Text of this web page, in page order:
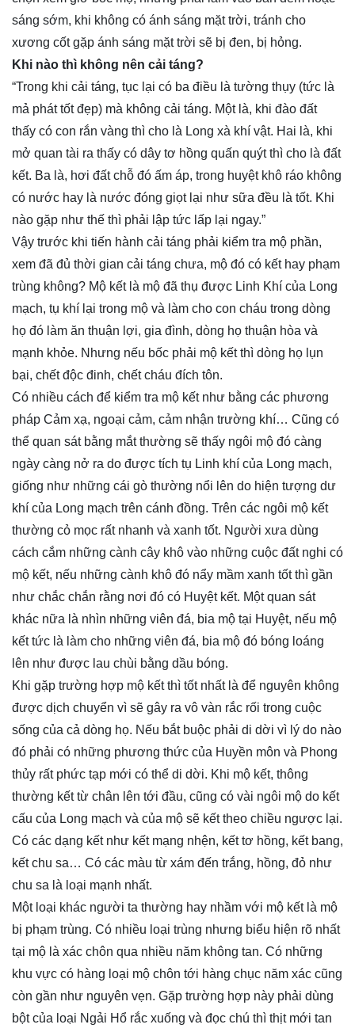
sáng sớm, khi không có ánh sáng mặt trời, tránh cho
xương cốt gặp ánh sáng mặt trời sẽ bị đen, bị hỏng.
Khi nào thì không nên cải táng?
“Trong khi cải táng, tục lại có ba điều là tường thụy (tức là
mả phát tốt đẹp) mà không cải táng. Một là, khi đào đất
thấy có con rắn vàng thì cho là Long xà khí vật. Hai là, khi
mở quan tài ra thấy có dây tơ hồng quấn quýt thì cho là đất
kết. Ba là, hơi đất chỗ đó ấm áp, trong huyệt khô ráo không
có nước hay là nước đóng giọt lại như sữa đều là tốt. Khi
nào gặp như thế thì phải lập tức lấp lại ngay.”
Vậy trước khi tiến hành cải táng phải kiểm tra mộ phần,
xem đã đủ thời gian cải táng chưa, mộ đó có kết hay phạm
trùng không? Mộ kết là mộ đã thụ được Linh Khí của Long
mạch, tụ khí lại trong mộ và làm cho con cháu trong dòng
họ đó làm ăn thuận lợi, gia đình, dòng họ thuận hòa và
mạnh khỏe. Nhưng nếu bốc phải mộ kết thì dòng họ lụn
bại, chết độc đinh, chết cháu đích tôn.
Có nhiều cách để kiểm tra mộ kết như bằng các phương
pháp Cảm xạ, ngoại cảm, cảm nhận trường khí… Cũng có
thể quan sát bằng mắt thường sẽ thấy ngôi mộ đó càng
ngày càng nở ra do được tích tụ Linh khí của Long mạch,
giống như những cái gò thường nổi lên do hiện tượng dư
khí của Long mạch trên cánh đồng. Trên các ngôi mộ kết
thường cỏ mọc rất nhanh và xanh tốt. Người xưa dùng
cách cắm những cành cây khô vào những cuộc đất nghi có
mộ kết, nếu những cành khô đó nẩy mầm xanh tốt thì gần
như chắc chắn rằng nơi đó có Huyệt kết. Một quan sát
khác nữa là nhìn những viên đá, bia mộ tại Huyệt, nếu mộ
kết tức là làm cho những viên đá, bia mộ đó bóng loáng
lên như được lau chùi bằng dầu bóng.
Khi gặp trường hợp mộ kết thì tốt nhất là để nguyên không
được dịch chuyển vì sẽ gây ra vô vàn rắc rối trong cuộc
sống của cả dòng họ. Nếu bắt buộc phải di dời vì lý do nào
đó phải có những phương thức của Huyền môn và Phong
thủy rất phức tạp mới có thể di dời. Khi mộ kết, thông
thường kết từ chân lên tới đầu, cũng có vài ngôi mộ do kết
cấu của Long mạch và của mộ sẽ kết theo chiều ngược lại.
Có các dạng kết như kết mạng nhện, kết tơ hồng, kết bang,
kết chu sa… Có các màu từ xám đến trắng, hồng, đỏ như
chu sa là loại mạnh nhất.
Một loại khác người ta thường hay nhầm với mộ kết là mộ
bị phạm trùng. Có nhiều loại trùng nhưng biểu hiện rõ nhất
tại mộ là xác chôn qua nhiều năm không tan. Có những
khu vực có hàng loại mộ chôn tới hàng chục năm xác cũng
còn gần như nguyên vẹn. Gặp trường hợp này phải dùng
bột của loại Ngải Hổ rắc xuống và đọc chú thì thịt mới tan